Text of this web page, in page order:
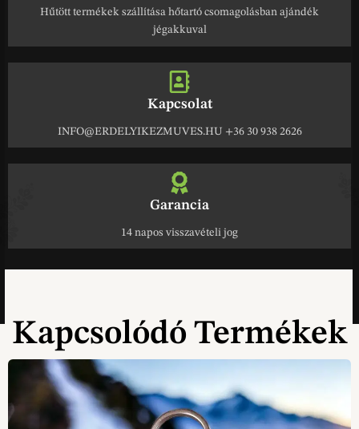
Hűtött termékek szállítása hőtartó csomagolásban ajándék
jégakkuval
Kapcsolat
INFO@ERDELYIKEZMUVES.HU +36 30 938 2626
Garancia
14 napos visszavételi jog
Kapcsolódó Termékek